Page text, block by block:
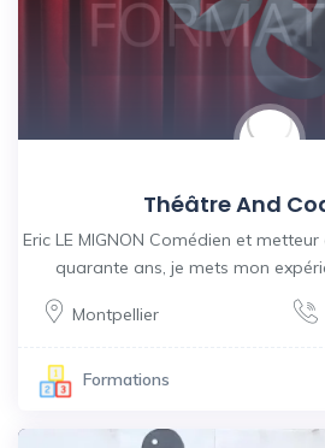
Théâtre And
Eric LE MIGNON Comédien et
quarante ans, je mets mon
Montpellier
Formations